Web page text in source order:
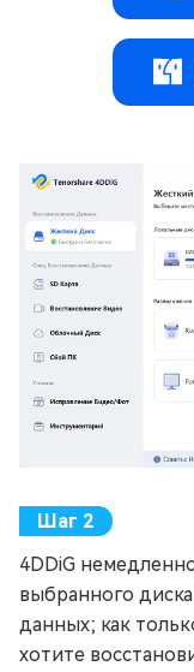
4DDiG
выбранного
данных; как
хотите